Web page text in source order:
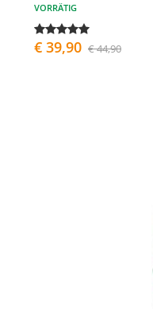
VORRÄTIG
€ 39,90 € 44,90